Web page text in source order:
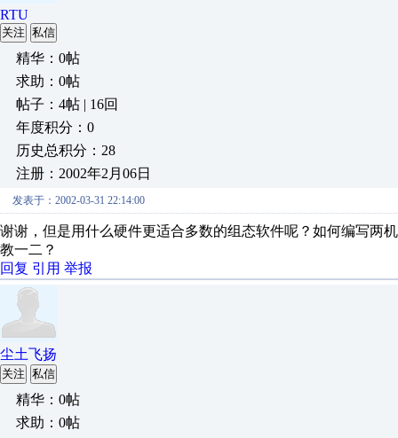
RTU
关注 私信
精华：0帖
求助：0帖
帖子：4帖 | 16回
年度积分：0
历史总积分：28
注册：2002年2月06日
发表于：2002-03-31 22:14:00
谢谢，但是用什么硬件更适合多数的组态软件呢？如何编写两
教一二？
回复 引用 举报
尘土飞扬
关注 私信
精华：0帖
求助：0帖